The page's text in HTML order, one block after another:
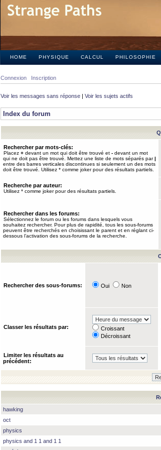
HOME PHYSIQUE CALCUL PHILOSOPHIE
Connexion Inscription
Voir les messages sans réponse | Voir les sujets actifs
Index du forum
Rechercher par mots-clés:
Placez + devant un mot qui doit être trouvé et - devant un mot
qui ne doit pas être trouvé. Mettez une liste de mots séparés par|
entre des barres verticales discontinues si seulement un des mots
doit être trouvé. Utilisez * comme joker pour des résultats partiels.
Recherche par auteur:
Utilisez * comme joker pour des résultats partiels.
Rechercher dans les forums:
Sélectionnez le forum ou les forums dans lesquels vous
souhaitez rechercher. Pour plus de rapidité, tous les sous-forums
peuvent être recherchés en choisissant le parent et en réglant ci-
dessous l’activation des sous-forums de la recherche.
Rechercher des sous-forums: Oui Non
Classer les résultats par:
Croissant
Décroissant
Limiter les résultats au
précédent:
hawking
oct
physics
physics and 1 1 and 1 1